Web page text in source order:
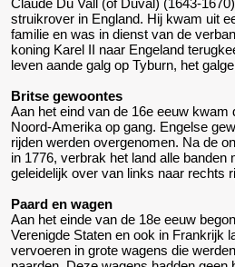
Claude Du Vall (of Duval) (1643-
struikrover in England. Hij kwam uit
familie en was in dienst van de
koning Karel II naar Engeland
leven aande galg op Tyburn, het
Britse gewoontes
Aan het eind van de 16e eeuw kwam
Noord-Amerika op gang. Engelse
rijden werden overgenomen. Na de
in 1776, verbrak het land alle
geleidelijk over van links naar rechts
Paard en wagen
Aan het einde van de 18e eeuw
Verenigde Staten en ook in Frankrijk
vervoeren in grote wagens die